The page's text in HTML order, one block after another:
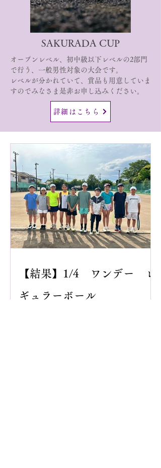
​SAKURADA CUP
​オープンレベル、初中級以下レベルの2部門
で行う、一般男性対象の大会です。
レベルが分かれていて、賞品も用意していま
すのでみなさま是非お申し込みください。
詳細はこちら
【結果】1/4 ワンデー レ
ギュラーボール